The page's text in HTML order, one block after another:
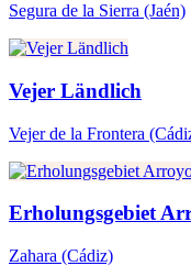
Segura de la Sierra (Jaén)
Vejer Ländlich
Vejer de la Frontera
Erholungsgebiet
Zahara (Cádiz)